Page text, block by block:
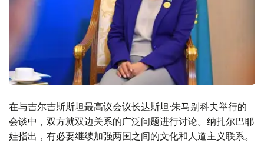
在与吉尔吉斯斯坦最高议会议长达斯坦·朱马别科夫举行的
会谈中，双方就双边关系的广泛问题进行讨论。纳扎尔巴耶
娃指出，有必要继续加强两国之间的文化和人道主义联系。